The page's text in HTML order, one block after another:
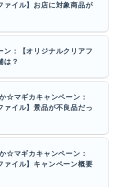
ァイル】お店に対象商品が
ン：【オリジナルクリアフ
は？
☆マギカキャンペーン：
ァイル】景品が不良品だっ
☆マギカキャンペーン：
ァイル】キャンペーン概要